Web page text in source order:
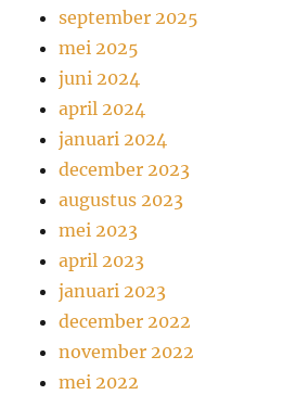
september 2025
mei 2025
juni 2024
april 2024
januari 2024
december 2023
augustus 2023
mei 2023
april 2023
januari 2023
december 2022
november 2022
mei 2022